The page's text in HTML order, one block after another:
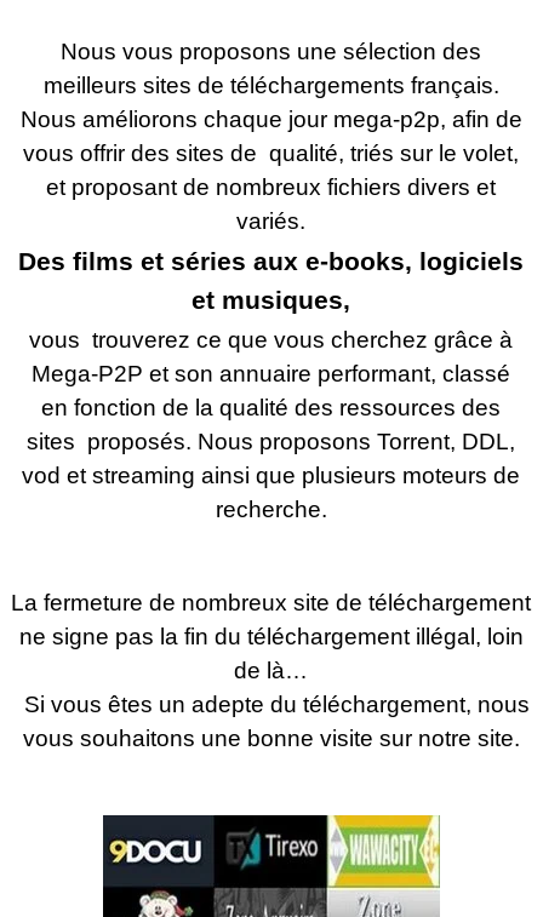
Nous vous proposons une sélection des
meilleurs sites de téléchargements français.
Nous améliorons chaque jour mega-p2p, afin de
vous offrir des sites de qualité, triés sur le volet,
et proposant de nombreux fichiers divers et
variés.
Des films et séries aux e-books, logiciels
et musiques,
vous trouverez ce que vous cherchez grâce à
Mega-P2P et son annuaire performant, classé
en fonction de la qualité des ressources des
sites proposés. Nous proposons Torrent, DDL,
vod et streaming ainsi que plusieurs moteurs de
recherche.
La fermeture de nombreux site de téléchargement
ne signe pas la fin du téléchargement illégal, loin
de là…
Si vous êtes un adepte du téléchargement, nous
vous souhaitons une bonne visite sur notre site.